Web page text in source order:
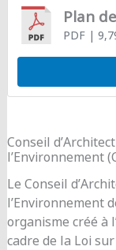
Plan
PDF|
Conseil
l’Environnement
Le Conseil
l’Environnement
organisme créé à
cadre de la Loi